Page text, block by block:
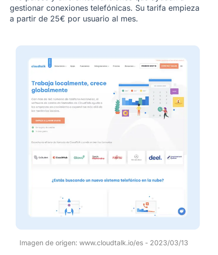
gestionar conexiones telefónicas. Su tarifa empieza
a partir de 25€ por usuario al mes.
Imagen de origen: www.cloudtalk.io/es - 2023/03/13